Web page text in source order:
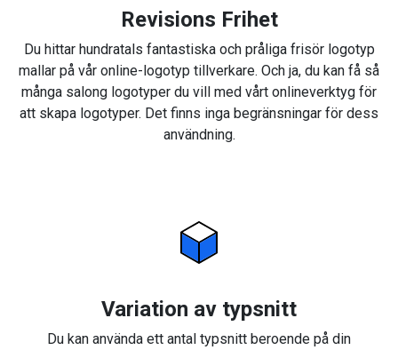
Revisions Frihet
Du hittar hundratals fantastiska och pråliga frisör logotyp
mallar på vår online-logotyp tillverkare. Och ja, du kan få så
många salong logotyper du vill med vårt onlineverktyg för
att skapa logotyper. Det finns inga begränsningar för dess
användning.
Variation av typsnitt
Du kan använda ett antal typsnitt beroende på din